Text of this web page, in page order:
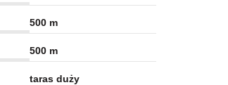
500 m
500 m
taras duży